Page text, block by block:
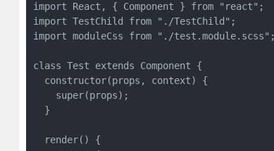
import React, { Component } from "react";
import TestChild from "./TestChild";
import moduleCss from "./test.module.scss";
class Test extends Component {
  constructor(props, context) {
    super(props);
  }
  render() {